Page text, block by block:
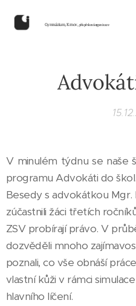
Gymnázium, Krnov,příspěvková organizace
V minulém týdnu se naše
programu Advokáti do škol.
Besedy s advokátkou
zúčastnili žáci třetích
ZSV probírají právo. V
dozvěděli mnoho
poznali, co vše obnáší
vlastní kůži v rámci
hlavního líčení.